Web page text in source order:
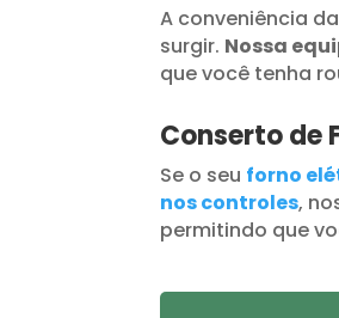
A conveniência
surgir. Nossa
que você tenha
Conserto de
Se o seu forno
nos controles,
permitindo que